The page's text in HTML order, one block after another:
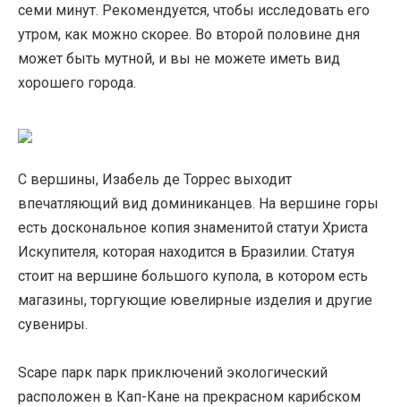
семи минут. Рекомендуется, чтобы исследовать его
утром, как можно скорее. Во второй половине дня
может быть мутной, и вы не можете иметь вид
хорошего города.
С вершины, Изабель де Торрес выходит
впечатляющий вид доминиканцев. На вершине горы
есть доскональное копия знаменитой статуи Христа
Искупителя, которая находится в Бразилии. Статуя
стоит на вершине большого купола, в котором есть
магазины, торгующие ювелирные изделия и другие
сувениры.
Scape парк парк приключений экологический
расположен в Кап-Кане на прекрасном карибском